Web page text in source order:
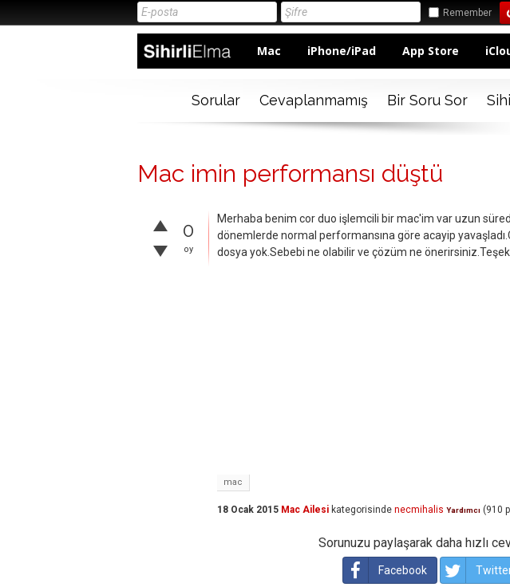
Remember
Mac iPhone/iPad App Store
Sorular Cevaplanmamış Bir Soru Sor
Mac imin performansı düştü
0
oy
Merhaba benim cor duo işlemcili bir mac'im var uzun
dönemlerde normal performansına göre acayip
dosya yok.Sebebi ne olabilir ve çözüm ne
mac
18 Ocak 2015 Mac Ailesi kategorisinde necmihalis Yardımcı (910
Sorunuzu paylaşarak daha hızlı
Facebook